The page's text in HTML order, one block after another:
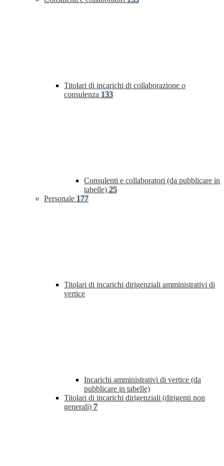
Titolari di incarichi di collaborazione o
consulenza 133
Consulenti e collaboratori (da pubblicare in
tabelle) 25
Personale 177
Titolari di incarichi dirigenziali amministrativi di
vertice
Incarichi amministrativi di vertice (da
pubblicare in tabelle)
Titolari di incarichi dirigenziali (dirigenti non
generali) 7